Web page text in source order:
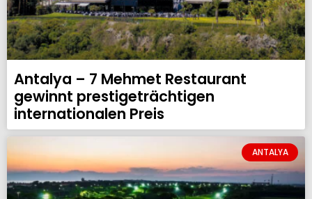
Antalya – 7 Mehmet Restaurant
gewinnt prestigeträchtigen
internationalen Preis
ANTALYA